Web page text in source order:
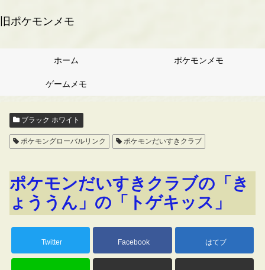
旧ポケモンメモ
ホーム ポケモンメモ
ゲームメモ
ブラック ホワイト
ポケモングローバルリンク ポケモンだいすきクラブ
ポケモンだいすきクラブの「き
ょううん」の「トゲキッス」
Twitter Facebook はてブ